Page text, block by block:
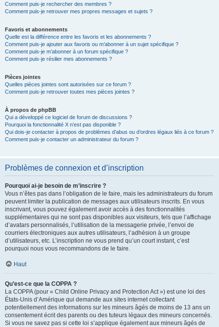
Comment puis-je rechercher des membres ?
Comment puis-je retrouver mes propres messages et sujets ?
Favoris et abonnements
Quelle est la différence entre les favoris et les abonnements ?
Comment puis-je ajouter aux favoris ou m’abonner à un sujet spécifique ?
Comment puis-je m’abonner à un forum spécifique ?
Comment puis-je résilier mes abonnements ?
Pièces jointes
Quelles pièces jointes sont autorisées sur ce forum ?
Comment puis-je retrouver toutes mes pièces jointes ?
À propos de phpBB
Qui a développé ce logiciel de forum de discussions ?
Pourquoi la fonctionnalité X n’est pas disponible ?
Qui dois-je contacter à propos de problèmes d’abus ou d’ordres légaux liés à ce forum ?
Comment puis-je contacter un administrateur du forum ?
Problèmes de connexion et d’inscription
Pourquoi ai-je besoin de m’inscrire ?
Vous n’êtes pas dans l’obligation de le faire, mais les administrateurs du forum
peuvent limiter la publication de messages aux utilisateurs inscrits. En vous
inscrivant, vous pouvez également avoir accès à des fonctionnalités
supplémentaires qui ne sont pas disponibles aux visiteurs, tels que l’affichage
d’avatars personnalisés, l’utilisation de la messagerie privée, l’envoi de
courriers électroniques aux autres utilisateurs, l’adhésion à un groupe
d’utilisateurs, etc. L’inscription ne vous prend qu’un court instant, c’est
pourquoi nous vous recommandons de le faire.
Haut
Qu’est-ce que la COPPA ?
La COPPA (pour « Child Online Privacy and Protection Act ») est une loi des
États-Unis d’Amérique qui demande aux sites internet collectant
potentiellement des informations sur les mineurs âgés de moins de 13 ans un
consentement écrit des parents ou des tuteurs légaux des mineurs concernés.
Si vous ne savez pas si cette loi s’applique également aux mineurs âgés de